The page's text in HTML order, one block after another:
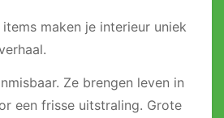
maken je interieur uniek
Ze brengen leven in
een frisse uitstraling. Grote